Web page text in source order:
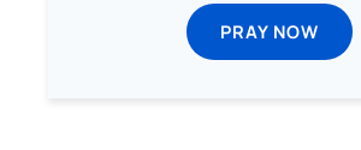
PRAY NOW